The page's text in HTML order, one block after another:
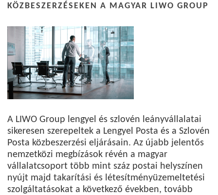
KÖZBESZERZÉSEKEN A MAGYAR LIWO GROUP
A LIWO Group lengyel és szlovén leányvállalatai
sikeresen szerepeltek a Lengyel Posta és a Szlovén
Posta közbeszerzési eljárásain. Az újabb jelentős
nemzetközi megbízások révén a magyar
vállalatcsoport több mint száz postai helyszínen
nyújt majd takarítási és létesítményüzemeltetési
szolgáltatásokat a következő években, tovább